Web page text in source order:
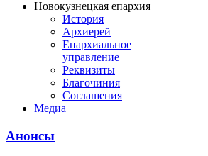
Новокузнецкая епархия
История
Архиерей
Епархиальное
управление
Реквизиты
Благочиния
Соглашения
Медиа
Анонсы